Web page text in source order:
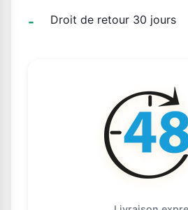
Droit de retour 30 jours